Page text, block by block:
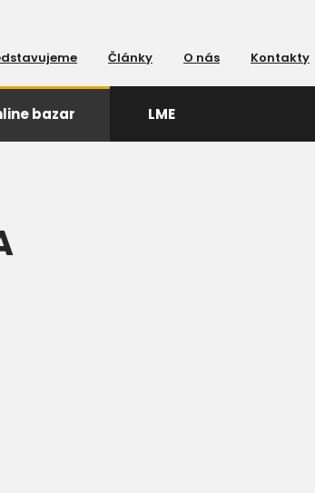
Články O nás Kontakty
bazar LME